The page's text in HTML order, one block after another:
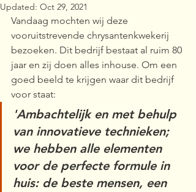
Updated: Oct 29, 2021
Vandaag mochten wij deze
vooruitstrevende chrysantenkwekerij
bezoeken. Dit bedrijf bestaat al ruim 80
jaar en zij doen alles inhouse. Om een
goed beeld te krijgen waar dit bedrijf
voor staat:
'Ambachtelijk en met behulp
van innovatieve technieken;
we hebben alle elementen
voor de perfecte formule in
huis: de beste mensen, een